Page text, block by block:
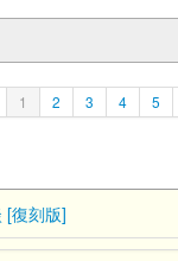
1 2 3 4 5
[復刻版]